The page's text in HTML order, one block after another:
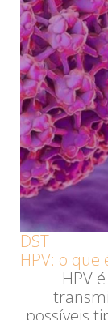
DST
HPV: o que
HPV
possíveis